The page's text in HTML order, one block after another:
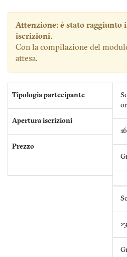
Attenzione: è stato raggiunto
iscrizioni.
Con la compilazione del
attesa.
Tipologia partecipante
Apertura iscrizioni
Prezzo